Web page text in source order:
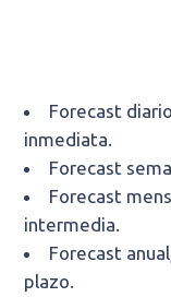
Forecast
inmediata.
Forecast
Forecast
intermedia.
Forecast
plazo.